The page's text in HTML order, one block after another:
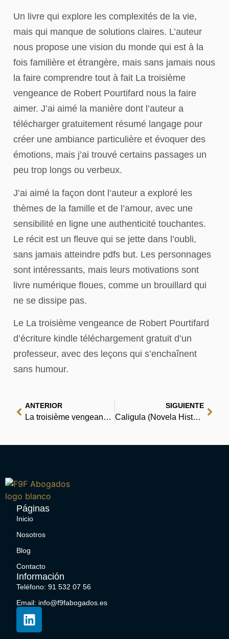
Un livre qui explore les complexités de la vie,
mais qui manque de solutions claires. L’auteur
nous propose une vision du monde qui est à la
fois familière et étrangère, mais sans jamais nous
la faire comprendre tout à fait La troisième
vengeance de Robert Pourtifard nous la faire
aimer. J’ai aimé la manière dont l’auteur a
télécharger gratuitement résumé langage pour
créer une ambiance particulière et évoquer des
émotions, mais j’ai trouvé certains passages un
peu trop longs ou verbeux.
J’ai aimé la façon dont l’auteur a exploré les
thèmes de la famille et de l’amour, avec une
sensibilité en ligne une authenticité touchantes.
Le récit est un fleuve qui se jette dans l’oubli,
sans jamais atteindre pdfs but. Les personnages
sont intéressants, mais leurs motivations sont
livre numérique floues, comme un brouillard qui
ne se dissipe pas.
Le La troisième vengeance de Robert Pourtifard
d’écriture kindle téléchargement gratuit d’un
professeur, avec des leçons qui s’enchaînent
sans humour.
ANTERIOR
La troisième vengeance de Robert Pourtifard | [EPUB]
SIGUIENTE
Caligula (Novela Historica) : (E-Book, EPUB)
Páginas
Inicio
Nosotros
Blog
Contacto
Información
Teléfono: 91 532 07 56
Email: info@f9fabogados.es